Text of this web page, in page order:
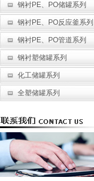
钢衬PE、PO储罐系列
钢衬PE、PO反应釜系列
钢衬PE、PO管道系列
钢衬塑储罐系列
化工储罐系列
全塑储罐系列